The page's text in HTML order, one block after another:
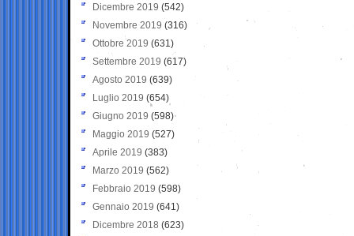
Dicembre 2019 (542)
Novembre 2019 (316)
Ottobre 2019 (631)
Settembre 2019 (617)
Agosto 2019 (639)
Luglio 2019 (654)
Giugno 2019 (598)
Maggio 2019 (527)
Aprile 2019 (383)
Marzo 2019 (562)
Febbraio 2019 (598)
Gennaio 2019 (641)
Dicembre 2018 (623)